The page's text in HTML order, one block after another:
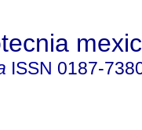
ISSN 0187-